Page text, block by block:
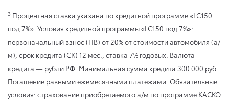
3 Процентная ставка указана по кредитной программе «LC150
под 7%». Условия кредитной программы «LC150 под 7%»:
первоначальный взнос (ПВ) от 20% от стоимости автомобиля (а/
м), срок кредита (СК) 12 мес., ставка 7% годовых. Валюта
кредита — рубли РФ. Минимальная сумма кредита 300 000 руб.
Погашение равными ежемесячными платежами. Обязательные
условия: страхование приобретаемого а/м по программе КАСКО